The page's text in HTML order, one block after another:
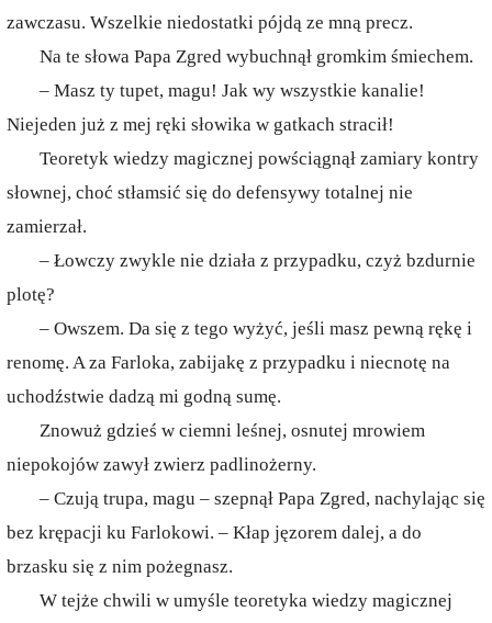
zawczasu. Wszelkie niedostatki pójdą ze mną precz.
Na te słowa Papa Zgred wybuchnął gromkim śmiechem.
– Masz ty tupet, magu! Jak wy wszystkie kanalie!
Niejeden już z mej ręki słowika w gatkach stracił!
Teoretyk wiedzy magicznej powściągnął zamiary kontry
słownej, choć stłamsić się do defensywy totalnej nie
zamierzał.
– Łowczy zwykle nie działa z przypadku, czyż bzdurnie
plotę?
– Owszem. Da się z tego wyżyć, jeśli masz pewną rękę i
renomę. A za Farloka, zabijakę z przypadku i niecnotę na
uchodźstwie dadzą mi godną sumę.
Znowuż gdzieś w ciemni leśnej, osnutej mrowiem
niepokojów zawył zwierz padlinożerny.
– Czują trupa, magu – szepnął Papa Zgred, nachylając się
bez krępacji ku Farlokowi. – Kłap jęzorem dalej, a do
brzasku się z nim pożegnasz.
W tejże chwili w umyśle teoretyka wiedzy magicznej